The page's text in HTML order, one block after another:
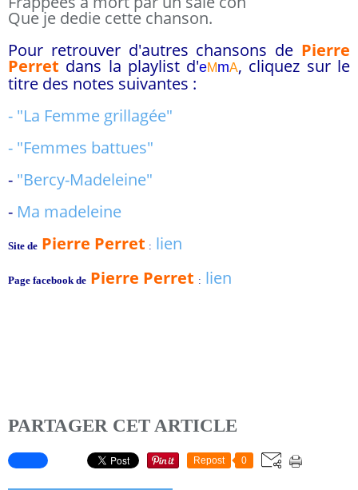
Que je dedie cette chanson.
Pour retrouver d'autres chansons de Pierre
Perret dans la playlist d'eMmA, cliquez sur le
titre des notes suivantes :
- "La Femme grillagée"
- "Femmes battues"
- "Bercy-Madeleine"
- Ma madeleine
Site de Pierre Perret : lien
Page facebook de Pierre Perret : lien
PARTAGER CET ARTICLE
Repost 0